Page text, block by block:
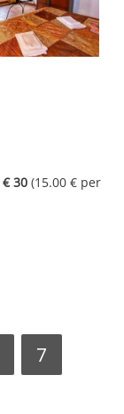
€ 30 (15.00 € per
7